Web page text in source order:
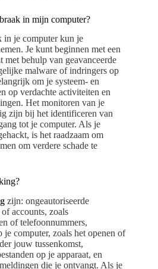
in mijn computer?
in je computer kun je
Je kunt beginnen met een
met behulp van geavanceerde
malware of indringers op
om je systeem- en
op verdachte activiteiten en
Het monitoren van je
zijn bij het identificeren van
tot je computer. Als je
is het raadzaam om
om verdere schade te
zijn: ongeautoriseerde
accounts, zoals
of telefoonnummers,
computer, zoals het openen of
jouw tussenkomst,
op je apparaat, en
die je ontvangt. Als je